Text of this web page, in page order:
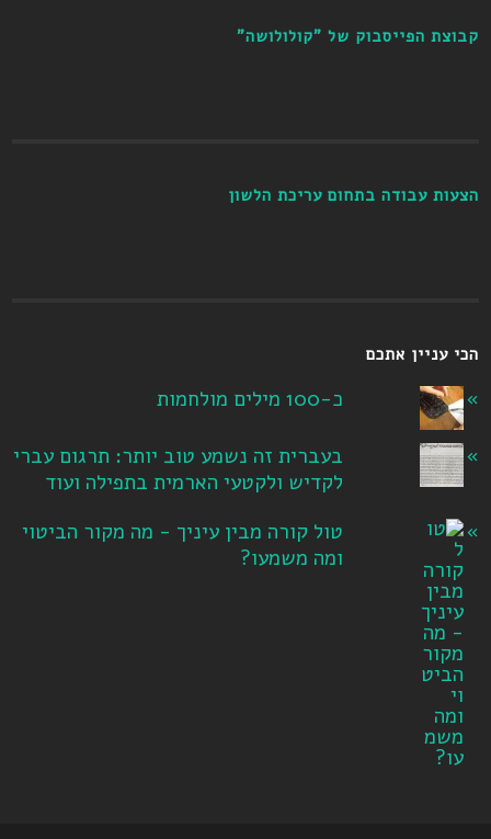
קבוצת הפייסבוק של "קולולושה"
הצעות עבודה בתחום עריכת הלשון
הכי עניין אתכם
כ-100 מילים מולחמות
בעברית זה נשמע טוב יותר: תרגום עברי
לקדיש ולקטעי הארמית בתפילה ועוד
טול קורה מבין עיניך - מה מקור הביטוי
ומה משמעו?